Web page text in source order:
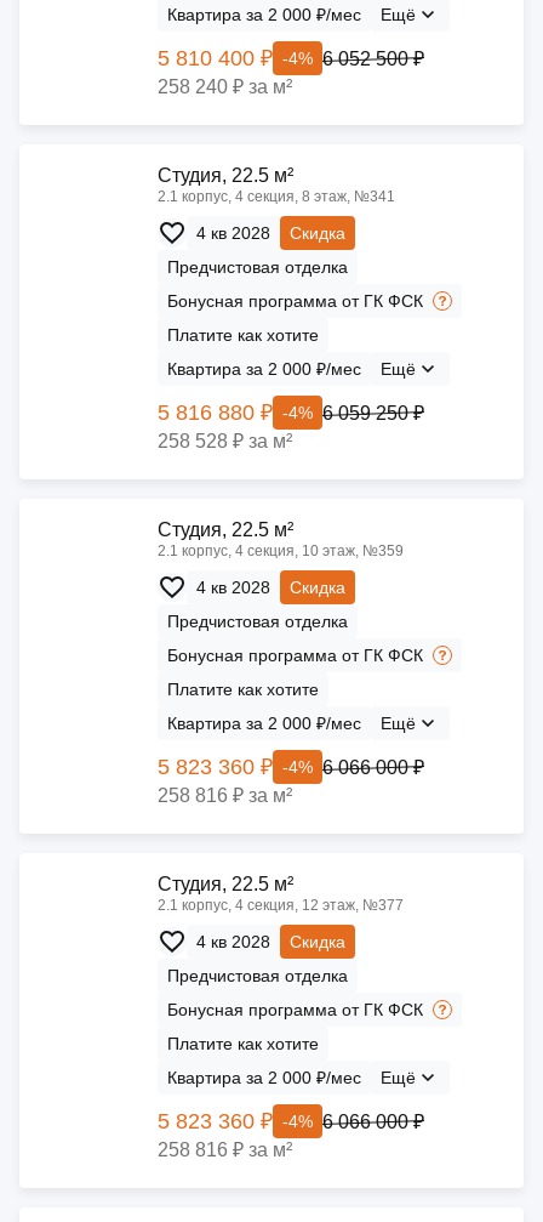
Квартира за 2 000 ₽/мес Ещё
5 810 400 ₽ -4% 6 052 500 ₽
258 240 ₽ за м²
Cтудия, 22.5 м²
2.1 корпус, 4 секция, 8 этаж, №341
4 кв 2028
Скидка
Предчистовая отделка
Бонусная программа от ГК ФСК
Платите как хотите
Квартира за 2 000 ₽/мес
Ещё
5 816 880 ₽ -4% 6 059 250 ₽
258 528 ₽ за м²
Cтудия, 22.5 м²
2.1 корпус, 4 секция, 10 этаж, №359
4 кв 2028
Скидка
Предчистовая отделка
Бонусная программа от ГК ФСК
Платите как хотите
Квартира за 2 000 ₽/мес
Ещё
5 823 360 ₽ -4% 6 066 000 ₽
258 816 ₽ за м²
Cтудия, 22.5 м²
2.1 корпус, 4 секция, 12 этаж, №377
4 кв 2028
Скидка
Предчистовая отделка
Бонусная программа от ГК ФСК
Платите как хотите
Квартира за 2 000 ₽/мес
Ещё
5 823 360 ₽ -4% 6 066 000 ₽
258 816 ₽ за м²